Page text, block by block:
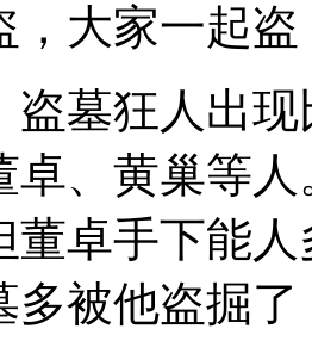
，大家一起
盗墓狂人出
卓、黄巢等
董卓手下能
多被他盗掘